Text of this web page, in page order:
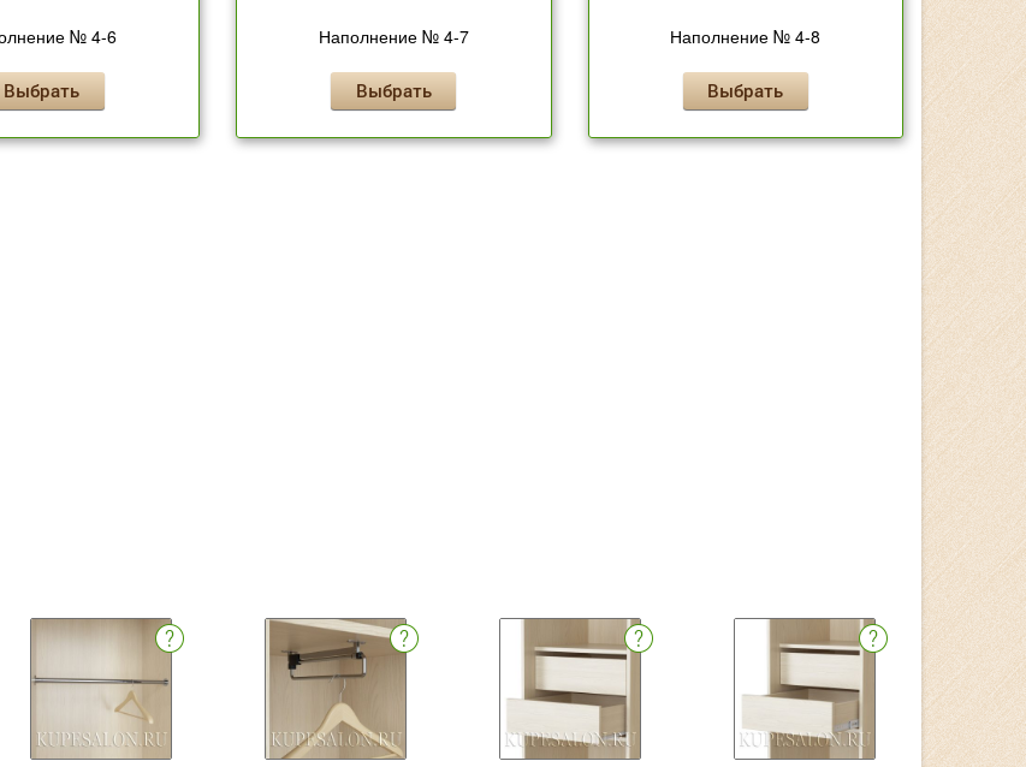
№ 4-6
Выбрать
Наполнение № 4-7
Выбрать
Наполнение № 4-8
Выбрать